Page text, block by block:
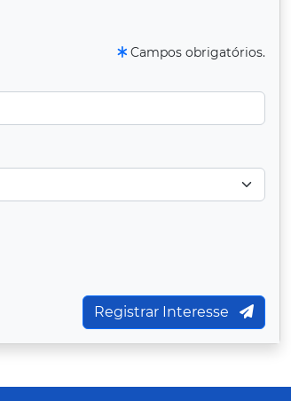
Campos obrigatórios.
Registrar Interesse